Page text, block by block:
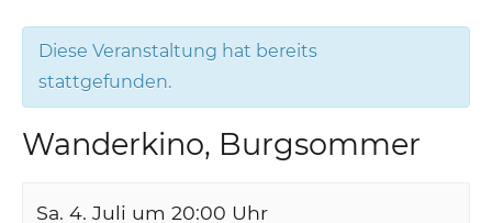
Diese Veranstaltung hat bereits
stattgefunden.
Wanderkino, Burgsommer
Sa. 4. Juli um 20:00 Uhr